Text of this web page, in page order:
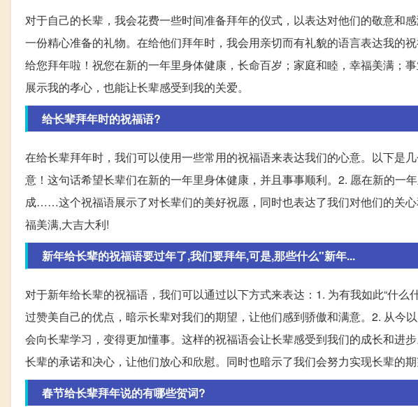
对于自己的长辈，我会花费一些时间准备拜年的仪式，以表达对他们的敬意和
一份精心准备的礼物。在给他们拜年时，我会用亲切而有礼貌的语言表达我的
给您拜年啦！祝您在新的一年里身体健康，长命百岁；家庭和睦，幸福美满；
展示我的孝心，也能让长辈感受到我的关爱。
给长辈拜年时的祝福语?
在给长辈拜年时，我们可以使用一些常用的祝福语来表达我们的心意。以下是
意！这句话希望长辈们在新的一年里身体健康，并且事事顺利。2. 愿在新的一
成……这个祝福语展示了对长辈们的美好祝愿，同时也表达了我们对他们的关
福美满,大吉大利!
新年给长辈的祝福语要过年了,我们要拜年,可是,那些什么"新年...
对于新年给长辈的祝福语，我们可以通过以下方式来表达：1. 为有我如此“什么
过赞美自己的优点，暗示长辈对我们的期望，让他们感到骄傲和满意。2. 从今
会向长辈学习，变得更加懂事。这样的祝福语会让长辈感受到我们的成长和进
长辈的承诺和决心，让他们放心和欣慰。同时也暗示了我们会努力实现长辈的期
春节给长辈拜年说的有哪些贺词?